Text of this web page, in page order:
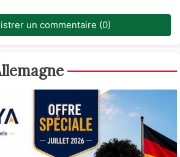
un commentaire (0)